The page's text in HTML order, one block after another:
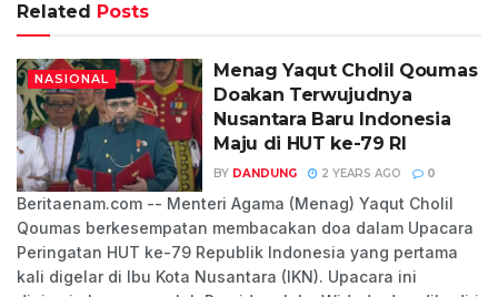
Related Posts
NASIONAL
Menag Yaqut Cholil Qoumas
Doakan Terwujudnya
Nusantara Baru Indonesia
Maju di HUT ke-79 RI
BY DANDUNG 2 YEARS AGO 0
Beritaenam.com -- Menteri Agama (Menag) Yaqut Cholil
Qoumas berkesempatan membacakan doa dalam Upacara
Peringatan HUT ke-79 Republik Indonesia yang pertama
kali digelar di Ibu Kota Nusantara (IKN). Upacara ini